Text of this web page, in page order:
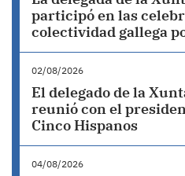
participó en las
colectividad gallega
02/08/2026
El delegado de la
reunió con el
Cinco Hispanos
04/08/2026